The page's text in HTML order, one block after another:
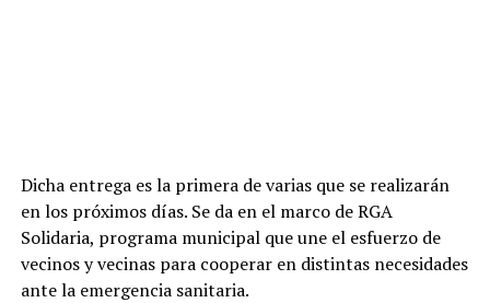
Dicha entrega es la primera de varias que se realizarán
en los próximos días. Se da en el marco de RGA
Solidaria, programa municipal que une el esfuerzo de
vecinos y vecinas para cooperar en distintas necesidades
ante la emergencia sanitaria.